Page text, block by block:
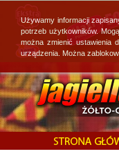
Używamy informacji
potrzeb użytkowników.
można zmienić ustawienia
urządzenia. Można